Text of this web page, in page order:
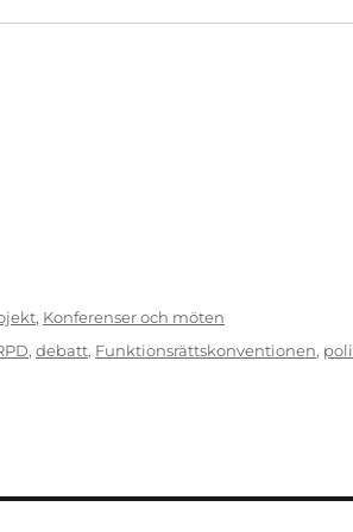
, Konferenser och möten
, debatt, Funktionsrättskonventionen,